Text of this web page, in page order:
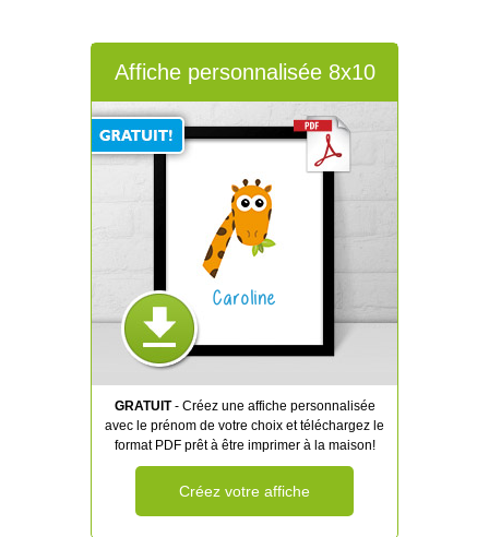
Affiche personnalisée 8x10
Caroline
GRATUIT- Créez une affiche personnalisée
avec le prénom de votre choix et téléchargez le
format PDF prêt à être imprimer à la maison!
Créez votre affiche